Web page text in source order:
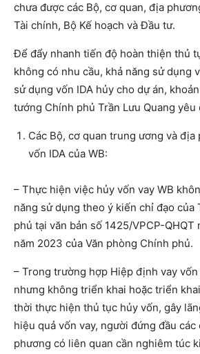
chưa được các Bộ, cơ quan, địa
Tài chính, Bộ Kế hoạch và Đầu tư.
Để đẩy nhanh tiến độ hoàn thiện thủ
không có nhu cầu, khả năng sử dụng
sử dụng vốn IDA hủy cho dự án,
tướng Chính phủ Trần Lưu Quang yêu
Các Bộ, cơ quan trung ương và địa
vốn IDA của WB:
– Thực hiện việc hủy vốn vay WB
năng sử dụng theo ý kiến chỉ đạo của
phủ tại văn bản số 1425/VPCP-QHQT
năm 2023 của Văn phòng Chính phủ.
– Trong trường hợp Hiệp định vay vốn
nhưng không triển khai hoặc triển
thời thực hiện thủ tục hủy vốn, gây
hiệu quả vốn vay, người đứng đầu các
phương có liên quan cần nghiêm túc